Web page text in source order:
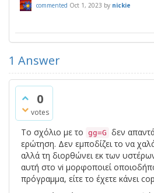
commented Oct 1, 2023 by nickie
1 Answer
0
votes
Το σχόλιο με το gg=G δεν
ερώτηση. Δεν εμποδίζει το να
αλλά τη διορθώνει εκ των
αυτή στο vi μορφοποιεί
πρόγραμμα, είτε το έχετε κάνει